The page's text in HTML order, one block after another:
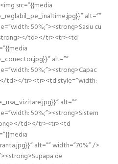
src=”{{media
alt=””
50%;”><strong>Sasiu cu
td></tr><tr><td
alt=””
50%;”><strong>Capac
td></tr><tr><td style=”width:
alt=””
50%;”><strong>Sistem
td></tr><tr><td
alt=”” width=”70%” />
de